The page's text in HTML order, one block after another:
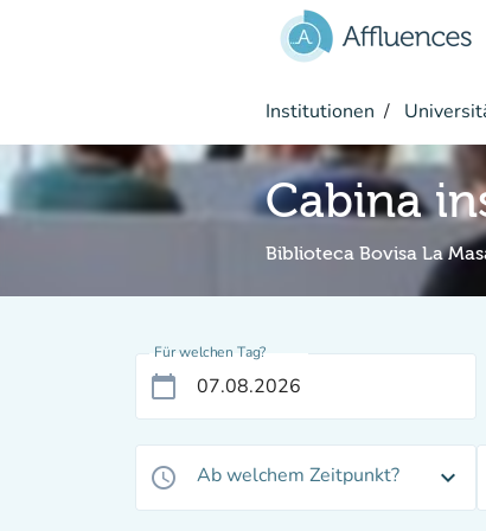
Institutionen
Cabina
Biblioteca Bovisa La
Für welchen Tag?
calendar_today
access_time Ab welchem Zeitpunkt? expand_more